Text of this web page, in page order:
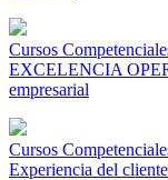
Cursos
EXCELENCIA
empresarial
Cursos
Experiencia del